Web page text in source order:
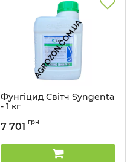
Фунгіцид Світч Syngenta
- 1 кг
7 701 грн